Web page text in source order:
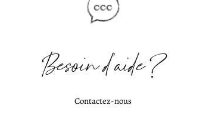
Besoin d'aide ?
Contactez-nous